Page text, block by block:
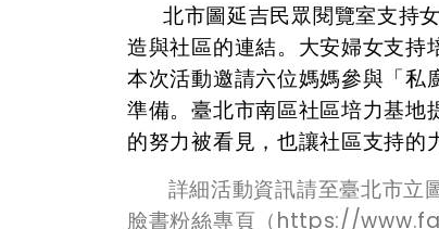
北市圖延吉民眾閱覽室支持
造與社區的連結。大安婦女支持
本次活動邀請六位媽媽參與「私
準備。臺北市南區社區培力基地
的努力被看見，也讓社區支持的
詳細活動資訊請至臺北市
臉書粉絲專頁（https://